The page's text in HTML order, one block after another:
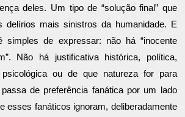
deles. Um tipo de “solução final” que
delírios mais sinistros da humanidade. E
simples de expressar: não há “inocente
Não há justificativa histórica, política,
psicológica ou de que natureza for para
de preferência fanática por um lado
esses fanáticos ignoram, deliberadamente